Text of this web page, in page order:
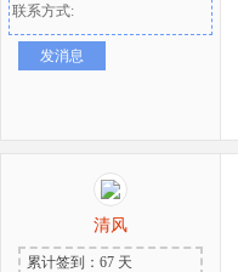
联系方式:
发消息
清风
累计签到：67 天